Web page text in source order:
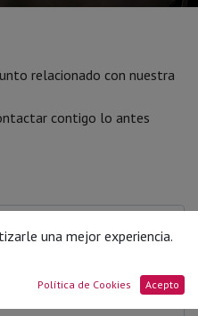
relacionado con nuestra
contigo lo antes
una mejor experiencia.
Política de Cookies Acepto